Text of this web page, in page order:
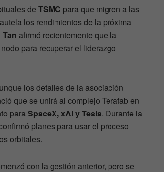
de TSMC para que migren a las
los rendimientos de la próxima
Tan afirmó recientemente que la
para recuperar el liderazgo
los detalles de la asociación
que se unirá al complejo Terafab en
paraSpaceX, xAI y Tesla. Durante la
planes para usar el proceso
orbitales.
con la gestión anterior, pero se